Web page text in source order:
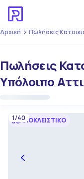
Αρχική Πωλήσεις
Πωλήσεις
Υπόλοιπο
ΑΠΟΚΛΕΙΣΤΙΚΟ
1/40